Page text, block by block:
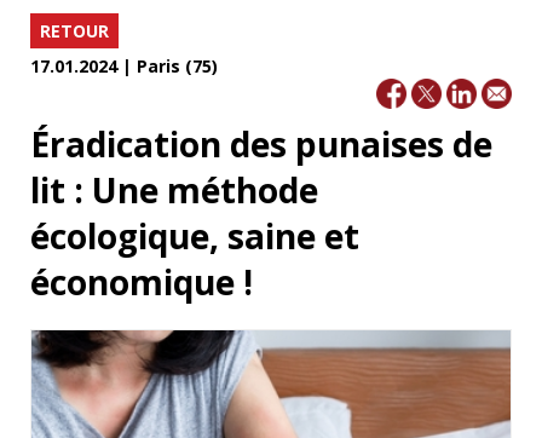
RETOUR
17.01.2024 | Paris (75)
Éradication des punaises de
lit : Une méthode
écologique, saine et
économique !